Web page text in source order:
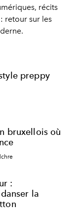
récits
retour sur les
preppy
bruxellois où
:
la